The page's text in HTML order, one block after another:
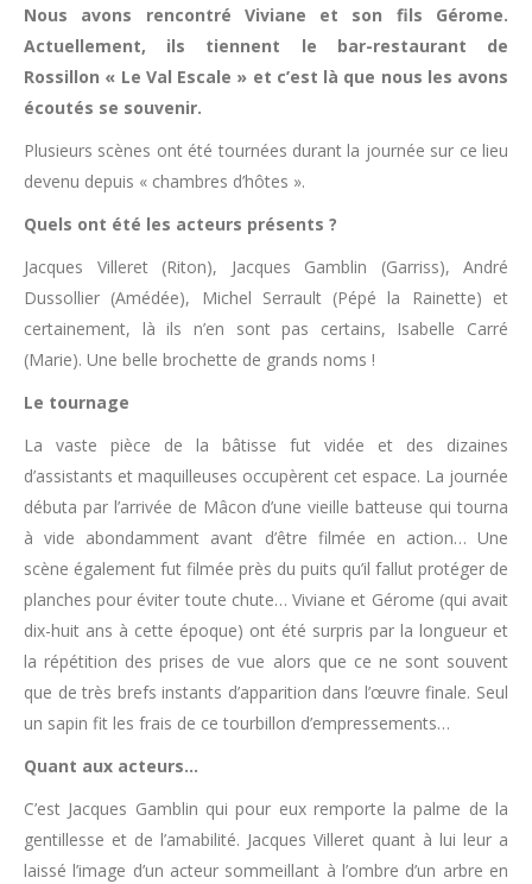
Nous avons rencontré Viviane et son fils Gérome.
Actuellement, ils tiennent le bar-restaurant de
Rossillon « Le Val Escale » et c’est là que nous les avons
écoutés se souvenir.
Plusieurs scènes ont été tournées durant la journée sur ce lieu
devenu depuis « chambres d’hôtes ».
Quels ont été les acteurs présents ?
Jacques Villeret (Riton), Jacques Gamblin (Garriss), André
Dussollier (Amédée), Michel Serrault (Pépé la Rainette) et
certainement, là ils n’en sont pas certains, Isabelle Carré
(Marie). Une belle brochette de grands noms !
Le tournage
La vaste pièce de la bâtisse fut vidée et des dizaines
d’assistants et maquilleuses occupèrent cet espace. La journée
débuta par l’arrivée de Mâcon d’une vieille batteuse qui tourna
à vide abondamment avant d’être filmée en action… Une
scène également fut filmée près du puits qu’il fallut protéger de
planches pour éviter toute chute… Viviane et Gérome (qui avait
dix-huit ans à cette époque) ont été surpris par la longueur et
la répétition des prises de vue alors que ce ne sont souvent
que de très brefs instants d’apparition dans l’œuvre finale. Seul
un sapin fit les frais de ce tourbillon d’empressements…
Quant aux acteurs…
C’est Jacques Gamblin qui pour eux remporte la palme de la
gentillesse et de l’amabilité. Jacques Villeret quant à lui leur a
laissé l’image d’un acteur sommeillant à l’ombre d’un arbre en